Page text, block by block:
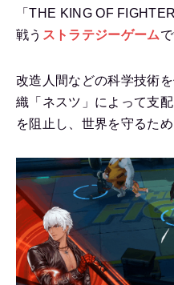
「THE KING OF
戦う ストラテジーゲームで
改造人間などの科学技術
織「ネスツ」によって支
を阻止し、世界を守るた